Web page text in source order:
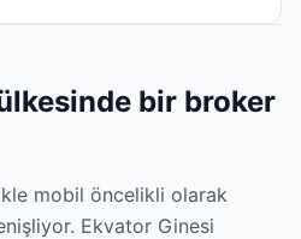
bir broker
mobil öncelikli olarak
Ekvator Ginesi